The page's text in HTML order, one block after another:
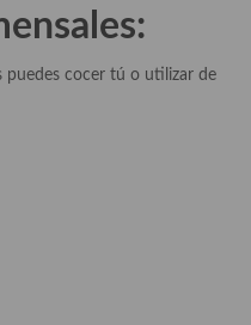
puedes cocer tú o utilizar de